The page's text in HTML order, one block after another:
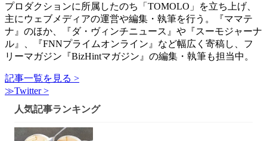
プロダクションに所属したのち「TOMOLO」を立ち上げ、
主にウェブメディアの運営や編集・執筆を行う。『ママテ
ナ』のほか、『ダ・ヴィンチニュース』や『スーモジャーナ
ル』、『FNNプライムオンライン』など幅広く寄稿し、フ
リーマガジン『BizHintマガジン』の編集・執筆も担当中。
記事一覧を見る >
≫Twitter >
人気記事ランキング